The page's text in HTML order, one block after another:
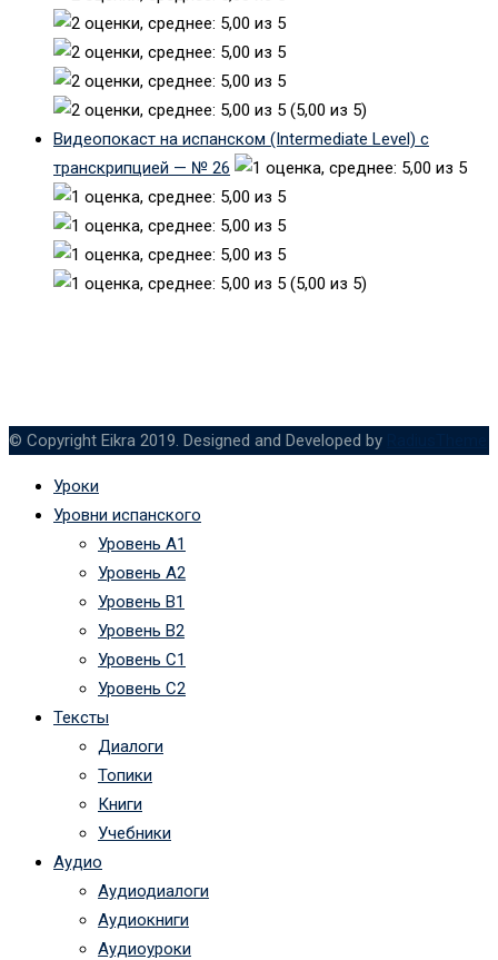
(5,00 из 5)
Видеопокаст на испанском (Intermediate Level) с
транскрипцией — № 26
(5,00 из 5)
© Copyright Eikra 2019. Designed and Developed by
Уроки
Уровни испанского
Уровень А1
Уровень А2
Уровень B1
Уровень B2
Уровень C1
Уровень C2
Тексты
Диалоги
Топики
Книги
Учебники
Аудио
Аудиодиалоги
Аудиокниги
Аудиоуроки